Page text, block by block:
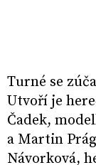
Turné se
Utvoří je
Čadek,
a Martin
Návorková,